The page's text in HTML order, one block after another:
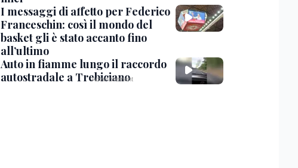
I messaggi di affetto per Federico
Franceschin: così il mondo del
basket gli è stato accanto fino
all’ultimo
Auto in fiamme lungo il raccordo
autostradale a Trebiciano